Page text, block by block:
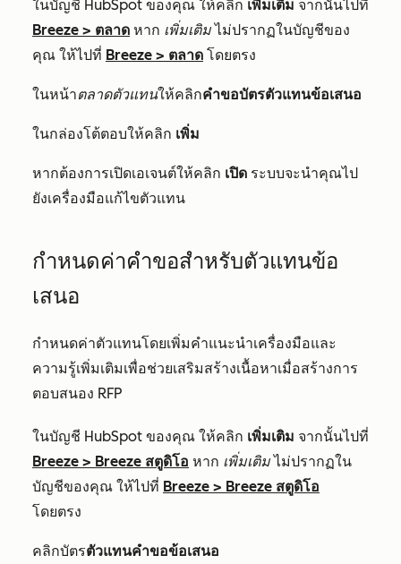
ในบัญชี HubSpot ของคุณ ให้คลิก เพิ่มเติม จากนั้นไปที่
Breeze > ตลาด หาก เพิ่มเติมไม่ปรากฏในบัญชีของ
คุณ ให้ไปที่ Breeze > ตลาด โดยตรง
ในหน้าตลาดตัวแทนให้คลิกคำขอบัตรตัวแทนข้อเสนอ
ในกล่องโต้ตอบให้คลิก เพิ่ม
หากต้องการเปิดเอเจนต์ให้คลิก เปิด ระบบจะนำคุณไป
ยังเครื่องมือแก้ไขตัวแทน
กำหนดค่าคำขอสำหรับตัวแทนข้อ
เสนอ
กำหนดค่าตัวแทนโดยเพิ่มคำแนะนำเครื่องมือและ
ความรู้เพิ่มเติมเพื่อช่วยเสริมสร้างเนื้อหาเมื่อสร้างการ
ตอบสนอง RFP
ในบัญชี HubSpot ของคุณ ให้คลิก เพิ่มเติม จากนั้นไปที่
Breeze > Breeze สตูดิโอ หาก เพิ่มเติมไม่ปรากฏใน
บัญชีของคุณ ให้ไปที่ Breeze > Breeze สตูดิโอ
โดยตรง
คลิกบัตรตัวแทนคำขอข้อเสนอ